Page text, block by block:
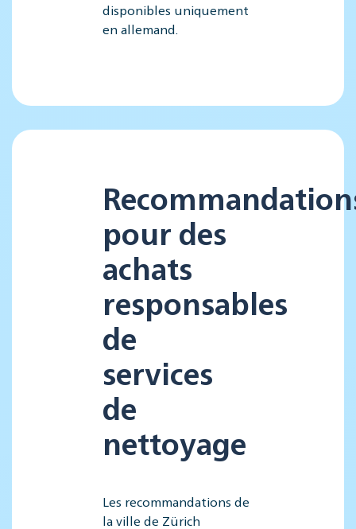
disponibles uniquement
en allemand.
pour des
achats
responsables
de
services
de
nettoyage
Les recommandations de
la ville de Zürich